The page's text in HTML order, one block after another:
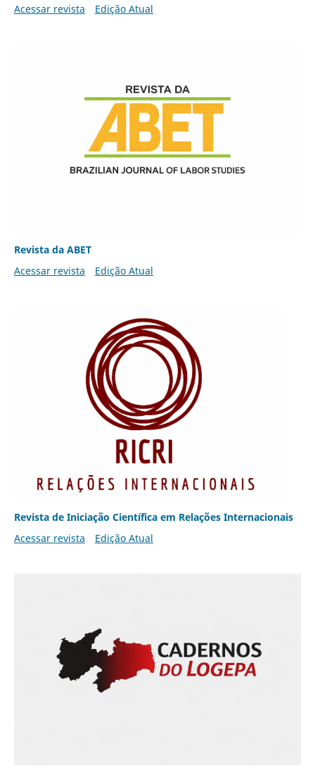
Acessar revista Edição Atual
Revista da ABET
Acessar revista
Edição Atual
Revista de Iniciação Científica em Relações Internacionais
Acessar revista
Edição Atual